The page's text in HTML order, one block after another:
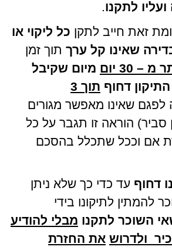
לתקנו.
זאת חייב לתקן כל ליקוי או
שאינו קל ערך תוך זמן
– 30 יום
מיום שקיבל
דחוף
תוך 3
לפגם שאינו מאפשר מגורים
סביר) הוראה זו תגבר על כל
אם וככל שתכלל בהסכם
דחוף עד כדי כך שלא ניתן
להמתין לתיקונו בידי
השוכר לתקנו מבלי להודיע
ולדרוש את החזרת